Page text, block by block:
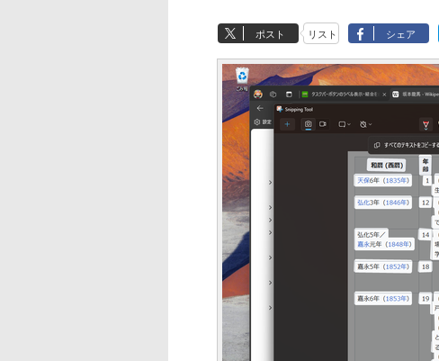
ポスト リスト シェア